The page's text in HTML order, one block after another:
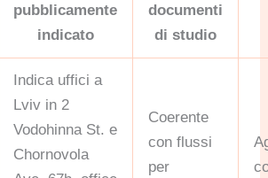
pubblicamente
indicato
documenti
di studio
Indica uffici a
Lviv in 2
Vodohinna St. e
Chornovola
Coerente
con flussi
per